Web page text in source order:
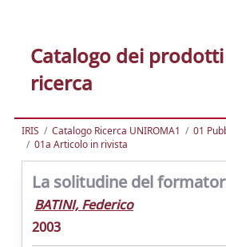
Catalogo dei
ricerca
IRIS Catalogo Ricerca UNIROMA1
01
01a Articolo in rivista
La solitudine del
BATINI, Federico
2003